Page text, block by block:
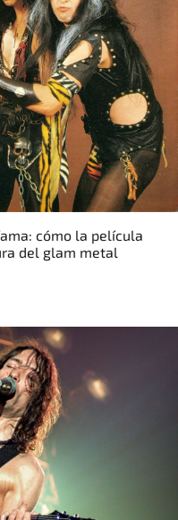
cómo la película
del glam metal